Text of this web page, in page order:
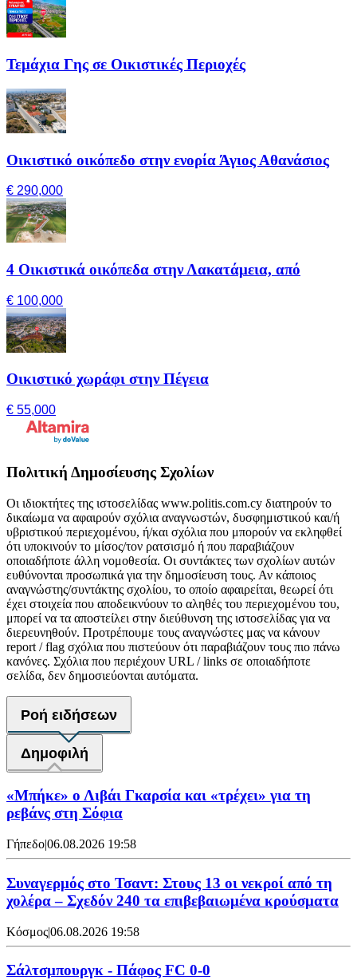
Τεμάχια Γης σε Οικιστικές Περιοχές
Οικιστικό οικόπεδο στην ενορία Άγιος Αθανάσιος
€ 290,000
4 Οικιστικά οικόπεδα στην Λακατάμεια, από
€ 100,000
Οικιστικό χωράφι στην Πέγεια
€ 55,000
Πολιτική Δημοσίευσης Σχολίων
Οι ιδιοκτήτες της ιστοσελίδας www.politis.com.cy διατηρούν το
δικαίωμα να αφαιρούν σχόλια αναγνωστών, δυσφημιστικού και/ή
υβριστικού περιεχομένου, ή/και σχόλια που μπορούν να εκληφθεί
ότι υποκινούν το μίσος/τον ρατσισμό ή που παραβιάζουν
οποιαδήποτε άλλη νομοθεσία. Οι συντάκτες των σχολίων αυτών
ευθύνονται προσωπικά για την δημοσίευση τους. Αν κάποιος
αναγνώστης/συντάκτης σχολίου, το οποίο αφαιρείται, θεωρεί ότι
έχει στοιχεία που αποδεικνύουν το αληθές του περιεχομένου του,
μπορεί να τα αποστείλει στην διεύθυνση της ιστοσελίδας για να
διερευνηθούν. Προτρέπουμε τους αναγνώστες μας να κάνουν
report / flag σχόλια που πιστεύουν ότι παραβιάζουν τους πιο πάνω
κανόνες. Σχόλια που περιέχουν URL / links σε οποιαδήποτε
σελίδα, δεν δημοσιεύονται αυτόματα.
Ροή ειδήσεων
Δημοφιλή
«Μπήκε» ο Λιβάι Γκαρσία και «τρέχει» για τη
ρεβάνς στη Σόφια
Γήπεδο|06.08.2026 19:58
Συναγερμός στο Τσαντ: Στους 13 οι νεκροί από τη
χολέρα – Σχεδόν 240 τα επιβεβαιωμένα κρούσματα
Κόσμος|06.08.2026 19:58
Σάλτσμπουργκ - Πάφος FC 0-0